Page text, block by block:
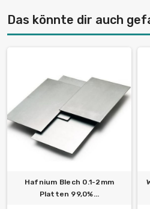
Das könnte dir auch
Hafnium Blech 0.1-2mm
Platten 99,0%...